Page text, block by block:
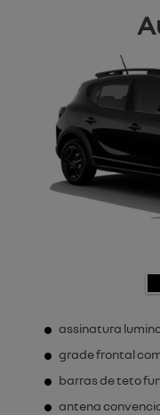
assinatura
grade frontal
barras de teto
antena